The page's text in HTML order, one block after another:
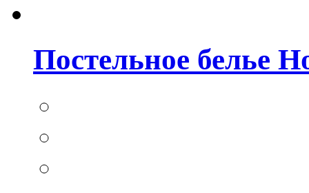
Постельное белье